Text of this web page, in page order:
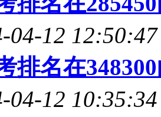
04-12 12:50:47
排名在
04-12 10:35:34